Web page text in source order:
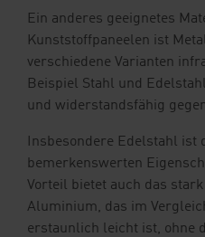
Ein anderes geeignetes
Kunststoffpaneelen ist
verschiedene Varianten
Beispiel Stahl und
und widerstandsfähig
Insbesondere Edelstahl ist
bemerkenswerten
Vorteil bietet auch das
Aluminium, das im
erstaunlich leicht ist, ohne